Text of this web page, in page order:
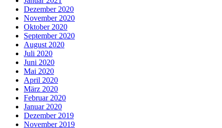
Dezember 2020
November 2020
Oktober 2020
September 2020
August 2020
Juli 2020
Juni 2020
Mai 2020
April 2020
März 2020
Februar 2020
Januar 2020
Dezember 2019
November 2019